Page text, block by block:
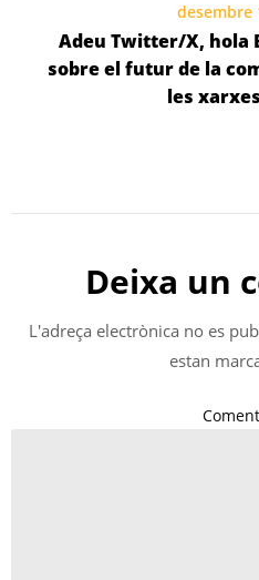
desembre
Adeu Twitter/X, hola
sobre el futur de la
les
Deixa un
L'adreça electrònica no es
estan